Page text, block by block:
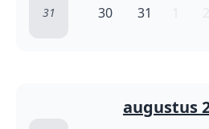
31 30 31
augustus